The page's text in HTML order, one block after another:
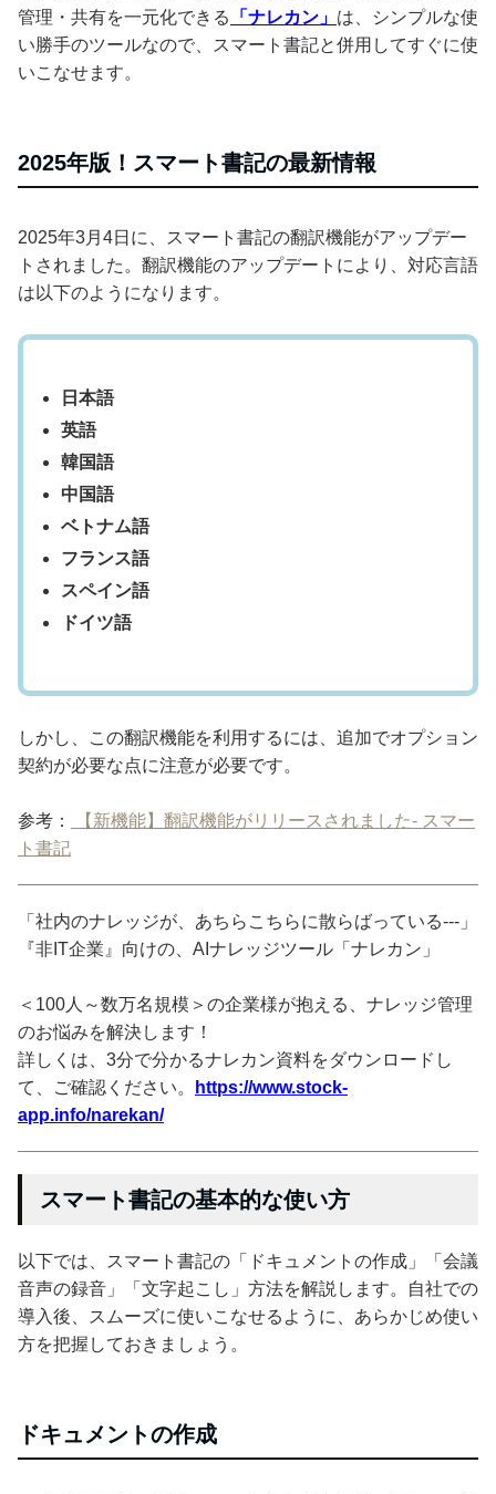
管理・共有を一元化できる
「ナレカン」 は、シンプルな使
い勝手のツールなので、スマート書記と併用してすぐに使
いこなせます。
2025年版！スマート書記の最新情報
2025年3月4日に、スマート書記の翻訳機能がアップデー
トされました。翻訳機能のアップデートにより、対応言語
は以下のようになります。
日本語
英語
韓国語
中国語
ベトナム語
フランス語
スペイン語
ドイツ語
しかし、この翻訳機能を利用するには、追加でオプション
契約が必要な点に注意が必要です。
参考：
【新機能】翻訳機能がリリースされました- スマー
ト書記
「社内のナレッジが、あちらこちらに散らばっている---」
『非IT企業』向けの、AIナレッジツール「ナレカン」
＜100人～数万名規模＞の企業様が抱える、ナレッジ管理
のお悩みを解決します！
詳しくは、3分で分かるナレカン資料をダウンロードし
て、ご確認ください。
https://www.stock-
app.info/narekan/
スマート書記の基本的な使い方
以下では、スマート書記の「ドキュメントの作成」「会議
音声の録音」「文字起こし」方法を解説します。自社での
導入後、スムーズに使いこなせるように、あらかじめ使い
方を把握しておきましょう。
ドキュメントの作成